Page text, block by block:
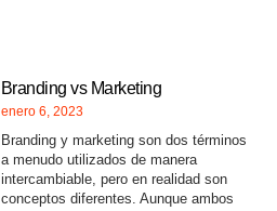
Branding vs Marketing
enero 6, 2023
Branding y marketing son dos términos
a menudo utilizados de manera
intercambiable, pero en realidad son
conceptos diferentes. Aunque ambos